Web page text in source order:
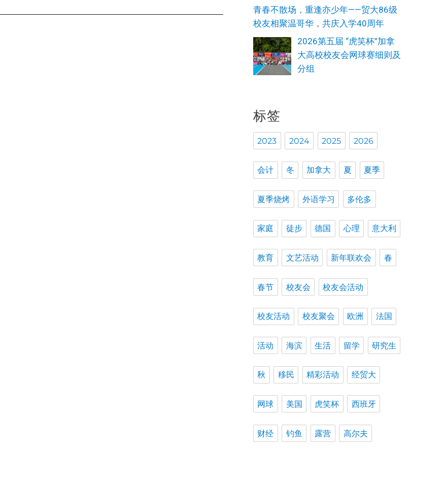
青春不散场，重逢亦少年——贸大86级
校友相聚温哥华，共庆入学40周年
2026第五届 “虎笑杯”加拿
大高校校友会网球赛细则及
分组
标签
2023 2024 2025 2026
会计 冬 加拿大 夏 夏季
夏季烧烤 外语学习 多伦多
家庭 徒步 德国 心理 意大利
教育 文艺活动 新年联欢会 春
春节 校友会 校友会活动
校友活动 校友聚会 欧洲 法国
活动 海滨 生活 留学 研究生
秋 移民 精彩活动 经贸大
网球 美国 虎笑杯 西班牙
财经 钓鱼 露营 高尔夫